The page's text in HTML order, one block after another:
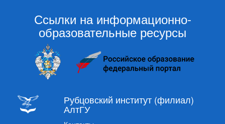
Ссылки на информационно-
образовательные ресурсы
Рубцовский институт (филиал)
АлтГУ